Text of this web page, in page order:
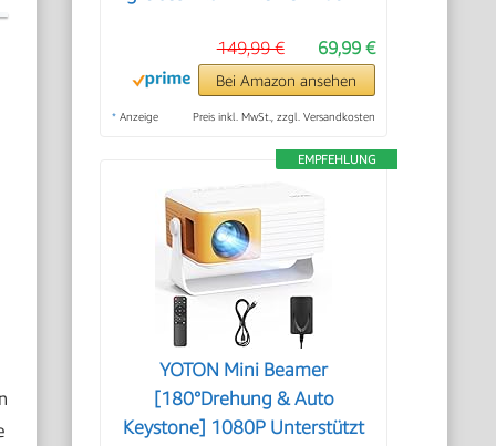
69,99 €
149,99 €
Bei Amazon ansehen
* Anzeige Preis inkl. MwSt., zzgl. Versandkosten
EMPFEHLUNG
YOTON Mini Beamer
[180°Drehung & Auto
Keystone] 1080P Unterstützt